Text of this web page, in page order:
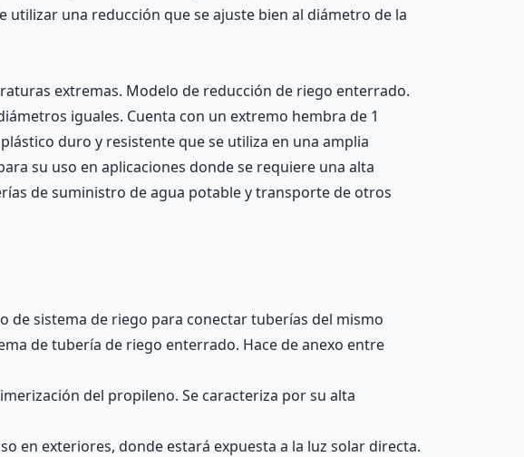
una reducción que se ajuste bien al diámetro de la
extremas. Modelo de reducción de riego enterrado.
iguales. Cuenta con un extremo hembra de 1
duro y resistente que se utiliza en una amplia
su uso en aplicaciones donde se requiere una alta
de suministro de agua potable y transporte de otros
de sistema de riego para conectar tuberías del mismo
de tubería de riego enterrado. Hace de anexo entre
del propileno. Se caracteriza por su alta
en exteriores, donde estará expuesta a la luz solar directa.